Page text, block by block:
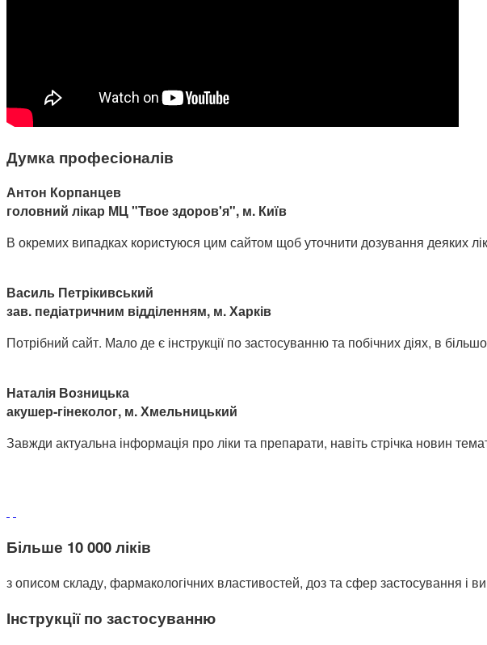
Думка професіоналів
Антон Корпанцев
головний лікар МЦ "Твое здоров'я", м. Київ
В окремих випадках користуюся цим сайтом щоб уточнити дозування деяких
Василь Петрікивський
зав. педіатричним відділенням, м. Харків
Потрібний сайт. Мало де є інструкції по застосуванню та побічних діях, в
Наталія Возницька
акушер-гінеколог, м. Хмельницький
Завжди актуальна інформація про ліки та препарати, навіть стрічка новин
Більше 10 000 ліків
з описом складу, фармакологічних властивостей, доз та сфер застосування і
Інструкції по застосуванню